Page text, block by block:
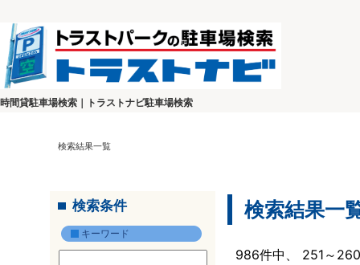
時間貸駐車場検索｜トラストナビ駐車場検索
検索結果一覧
検索条件
キーワード
検索結果一
986件中、 251～